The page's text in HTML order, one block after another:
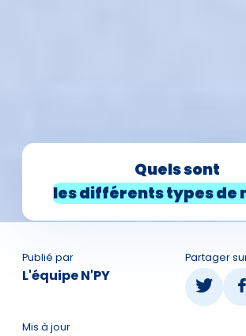
Quels sont
les différents types de
Publié par
L'équipe N'PY
Partager
Mis à jour